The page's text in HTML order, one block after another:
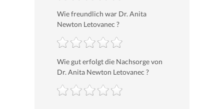
Wie freundlich war Dr. Anita
Newton Letovanec ?
Wie gut erfolgt die Nachsorge von
Dr. Anita Newton Letovanec ?